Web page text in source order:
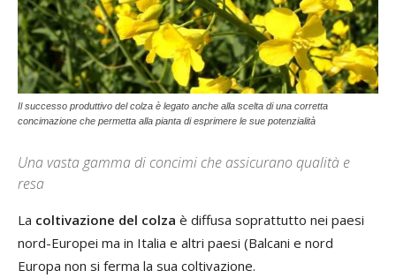
Il successo produttivo del colza è legato anche alla scelta di una corretta
concimazione che permetta alla pianta di esprimere le sue potenzialità
Una vasta gamma di concimi che assicurano qualità e
resa
La coltivazione del colza è diffusa soprattutto nei paesi
nord-Europei ma in Italia e altri paesi (Balcani e nord
Europa non si ferma la sua coltivazione.